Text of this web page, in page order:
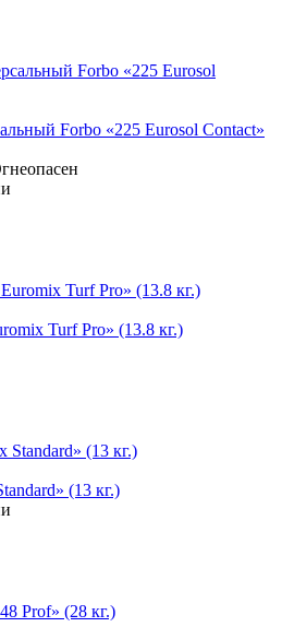
Forbo «225 Eurosol Contact»
Turf Pro» (13.8 кг.)
(13 кг.)